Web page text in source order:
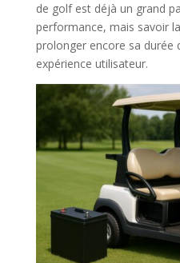
de golf est déjà un grand
performance, mais savoir
prolonger encore sa durée
expérience utilisateur.